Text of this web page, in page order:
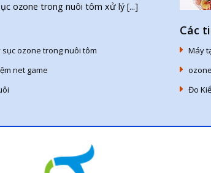
ozone trong nuôi tôm xử lý [...]
ozone trong nuôi tôm
net game
Các
Máy
Đo